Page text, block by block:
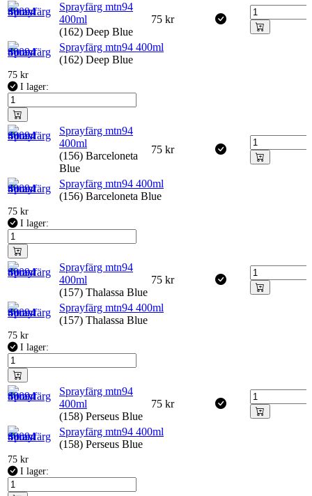
Sprayfärg mtn94
400ml
(162) Deep Blue
75 kr
Sprayfärg mtn94 400ml
(162) Deep Blue
75 kr
I lager:
Sprayfärg mtn94
400ml
(156) Barceloneta
Blue
75 kr
Sprayfärg mtn94 400ml
(156) Barceloneta Blue
75 kr
I lager:
Sprayfärg mtn94
400ml
(157) Thalassa Blue
75 kr
Sprayfärg mtn94 400ml
(157) Thalassa Blue
75 kr
I lager:
Sprayfärg mtn94
400ml
(158) Perseus Blue
75 kr
Sprayfärg mtn94 400ml
(158) Perseus Blue
75 kr
I lager: